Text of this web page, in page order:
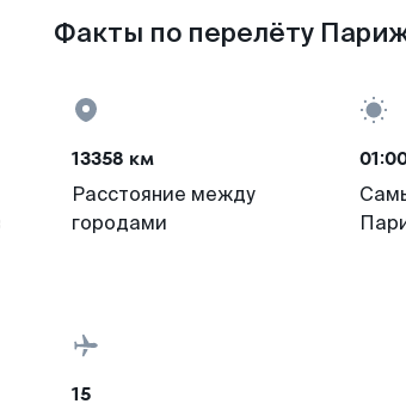
Факты по перелёту
13358 км
Расстояние между
городами
15